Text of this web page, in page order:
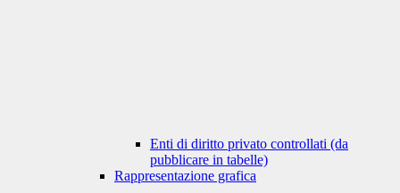
Enti di diritto privato controllati (da
pubblicare in tabelle)
Rappresentazione grafica